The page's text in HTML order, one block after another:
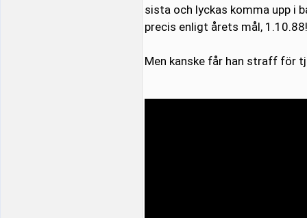
sista och lyckas komma upp i
precis enligt årets mål, 1.10.88!
Men kanske får han straff för